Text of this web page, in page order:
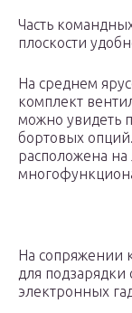
Часть
плоскости
На среднем
комплект
можно увидеть
бортовых
расположена на
На сопряжении
для
электронных